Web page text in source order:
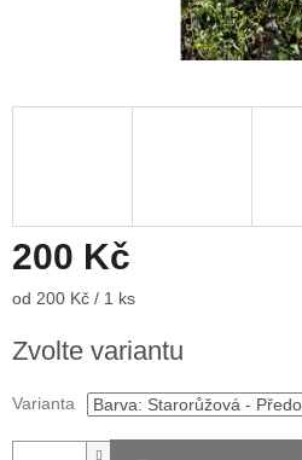
200 Kč
Měrná
od 200 Kč / 1 ks
Zvolte variantu
Varianta